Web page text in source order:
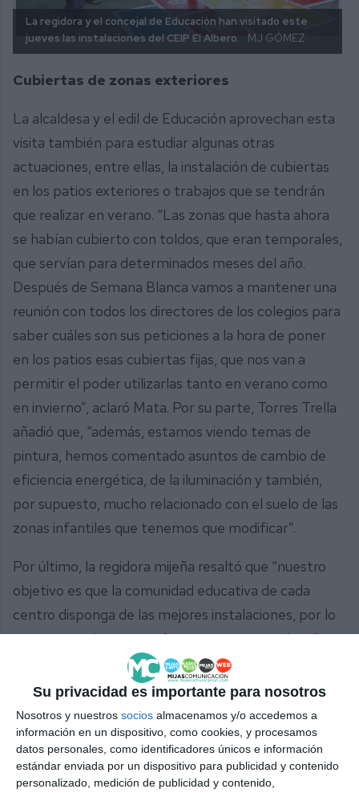
Su privacidad es importante para nosotros
Nosotros y nuestros socios almacenamos y/o accedemos a
información en un dispositivo, como cookies, y procesamos
datos personales, como identificadores únicos e información
estándar enviada por un dispositivo para publicidad y contenido
personalizado, medición de publicidad y contenido,
La regidora y el concejal de Educación han visitado este
jueves las instalaciones del CEIP El Albero.
MJ GÓMEZ
Cubiertas de zonas exteriores
La alcaldesa y el edil de Educación aprovechan esta
visita también para estudiar algunas otras
actuaciones, entre ellas, la instalación de cubiertas
en los patios exteriores o trabajos que se tendrán
que realizar en verano. “Las zonas que hasta ahora
se habían cubierto con toldos, que eran temporales,
que servían para determinados meses del año.
Después de Semana Blanca vamos a mantener una
reunión con todos los directores de los colegios para
saber cuáles son sus peticiones a la hora de poner
en los patios esas cubiertas fijas, que nos van a
permitir el poder utilizarlas tanto en verano como
en invierno”, aclaró Mata. Por su parte, Torres Trella
añadió que, “además, estamos viendo temas de
pintura, hemos comentado asuntos de cambio de
eficiencia energética, de la iluminación y también,
por supuesto, mucho relacionado con el suelo de las
zonas infantiles que tenemos que modificar”.
Por último, la regidora mijeña resaltó que “nuestro
objetivo es que la comunidad educativa de cada
centro disponga de las mejores instalaciones, por lo
que no escatimamos esfuerzos para que así sea”, y
concluyó poniendo en valor el trabajo de los
equipos de Educación, “quiero agradecer a todo el
equipo de mantenimiento el trabajo excepcional
que están realizando durante semana”.